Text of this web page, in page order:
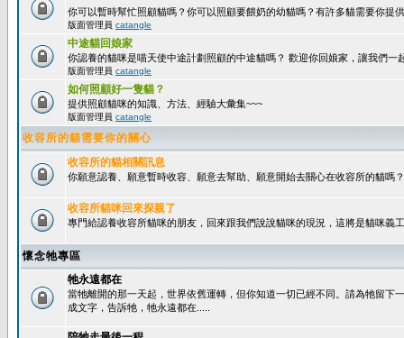
你可以暫時幫忙照顧貓嗎？你可以照顧要餵奶的幼貓嗎？有許多貓需要你提
版面管理員 catangle
中途貓回娘家
你認養的貓咪是喵天使中途計劃照顧的中途貓嗎？ 歡迎你回娘家，讓我們一
版面管理員 catangle
如何照顧好一隻貓？
提供照顧貓咪的知識、方法、經驗大彙集~~~
版面管理員 catangle
收容所的貓需要你的關心
收容所的貓相關訊息
你願意認養、願意暫時收容、願意去幫助、願意開始去關心在收容所的貓嗎？
收容所貓咪回來探親了
專門給認養收容所貓咪的朋友，回來跟我們說說貓咪的現況，這將是貓咪義
懷念牠專區
牠永遠都在
當牠離開的那一天起，世界依舊運轉，但你知道一切已經不同。請為牠留下
成文字，告訴牠，牠永遠都在.....